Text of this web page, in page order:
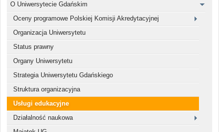
O Uniwersytecie Gdańskim
Oceny programowe Polskiej Komisji Akredytacyjnej
Organizacja Uniwersytetu
Status prawny
Organy Uniwersytetu
Strategia Uniwersytetu Gdańskiego
Struktura organizacyjna
Usługi edukacyjne
Działalność naukowa